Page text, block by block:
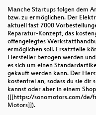
Manche Startups folgen dem
bzw. zu ermöglichen. Der
aktuell fast 7000
Reparatur-Konzept, das
offengelegtes
ermöglichen soll. Ersatzteile
Hersteller bezogen werden
es sich um einen
gekauft werden kann. Der
kostenfrei an, sodass du sie
kannst oder aber in einem
([[https://sonomotors.com/de/
Motors]]).